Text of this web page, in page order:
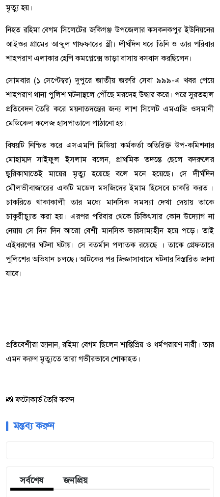
মৃত্যু হয়।
নিহত রহিমা বেগম সিলেটের জকিগঞ্জ উপজেলার কসকনকপুর ইউনিয়নের
আইওর গ্রামের আব্দুল গাফফারের স্ত্রী। দীর্ঘদিন ধরে তিনি ও তার পরিবার
শাহপরাণ এলাকার হেপি কমপ্লেক্সে ভাড়া বাসায় বসবাস করছিলেন।
সোমবার (১ সেপ্টেম্বর) দুপুরে জাতীয় জরুরি সেবা ৯৯৯-এ খবর পেয়ে
শাহপরাণ থানা পুলিশ ঘটনাস্থলে পৌঁছে মরদেহ উদ্ধার করে। পরে সুরতহাল
প্রতিবেদন তৈরি করে ময়নাতদন্তের জন্য লাশ সিলেট এমএজি ওসমানী
মেডিকেল কলেজ হাসপাতালে পাঠানো হয়।
বিষয়টি নিশ্চিত করে এসএমপি মিডিয়া কর্মকর্তা অতিরিক্ত উপ-কমিশনার
মোহাম্মদ সাইফুল ইসলাম বলেন, প্রাথমিক তদন্তে ছেলে বদরুলের
ছুরিকাঘাতেই মায়ের মৃত্যু হয়েছে বলে মনে হয়েছে। সে দীর্ঘদিন
মৌলভীবাজারের একটি মডেল মসজিদের ইমাম হিসেবে চাকরি করত ।
চাকরিতে থাকাকালী তার মধ্যে মানসিক সমস্যা দেখা দেয়ায় তাকে
চাকুরীচ্যুত করা হয়। এরপর পরিবার থেকে চিকিৎসার কোন উদ্যোগ না
নেয়ায় সে দিন দিন আরো বেশী মানসিক ভারসাম্যহীন হয়ে পড়ে। তাই
এইধরণের ঘটনা ঘটায়। সে বতর্মান পলাতক রয়েছে । তাকে গ্রেফতারে
পুলিশের অভিযান চলছে। আটকের পর জিজ্ঞাসাবাদে ঘটনার বিস্তারিত জানা
যাবে।
প্রতিবেশীরা জানান, রহিমা বেগম ছিলেন শান্তিপ্রিয় ও ধর্মপরায়ণ নারী। তার
এমন করুণ মৃত্যুতে তারা গভীরভাবে শোকাহত।
📸 ফটোকার্ড তৈরি করুন
মন্তব্য করুন
সর্বশেষ জনপ্রিয়